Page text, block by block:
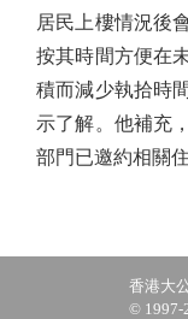
居民上樓情況後
按其時間方便在
積而減少執拾時
示了解。他補充
部門已邀約相關
香港大
© 1997-